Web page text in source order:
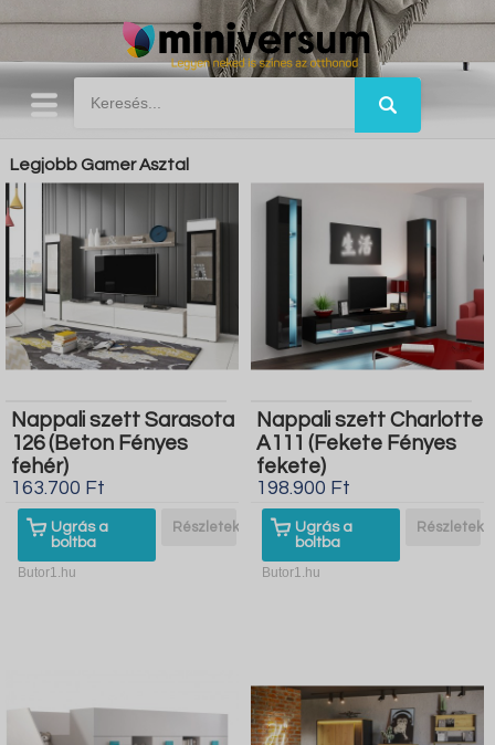
Legjobb Gamer Asztal
Nappali szett Sarasota
126 (Beton Fényes
fehér)
163.700 Ft
Ugrás a
boltba
Részletek
Butor1.hu
Nappali szett Charlotte
A111 (Fekete Fényes
fekete)
198.900 Ft
Ugrás a
boltba
Részletek
Butor1.hu